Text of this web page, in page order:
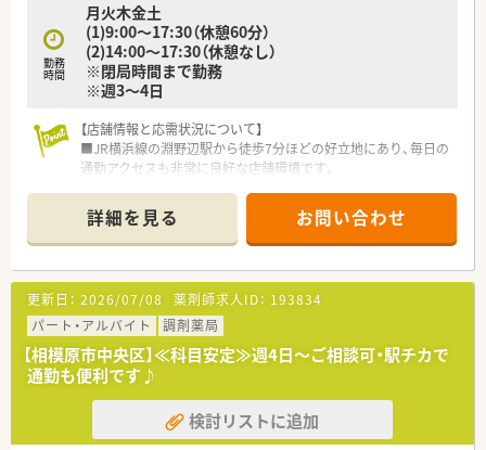
■AI薬歴の活用により記録業務の負担が軽減されており、薬剤師
本来の仕事である対人業務に集中します。
■今後本格化する在宅業務に向けた準備や、オンライン服薬指導
の仕組み作りにも携わることが可能です。
勤務
時間
月火木金土
(1)9:00～17:30（休憩60分）
(2)14:00～17:30（休憩なし）
※閉局時間まで勤務
※週3～4日
【店舗情報と応需状況について】
■JR横浜線の淵野辺駅から徒歩7分ほどの好立地にあり、毎日の
通勤アクセスも非常に良好な店舗環境です。
す。
■1日あたりの処方箋応需枚数は40から50枚程度となっており、
落ち着いて患者様と向き合えるペースです。
【職場環境と雰囲気】
■代表が現場の意見を尊重してくれる風土があるため、スタッフ
同士のコミュニケーションが活発で風通しが良いです。
■現在、正社員1名とパート2名の薬剤師が在籍しており、少人数
ならではのアットホームな雰囲気があります。
■地域にお住まいの幅広い年齢層の患者様が来局されるため、温
かみのある丁寧な接遇が自然と身につく環境です。
【こんな方が活躍中】
詳細を見る お問い合わせ
更新日： 2026/07/08 薬剤師求人ID： 193834
パート・アルバイト
調剤薬局
【相模原市中央区】≪科目安定≫週4日～ご相談可・駅チカで
通勤も便利です♪
検討リストに追加